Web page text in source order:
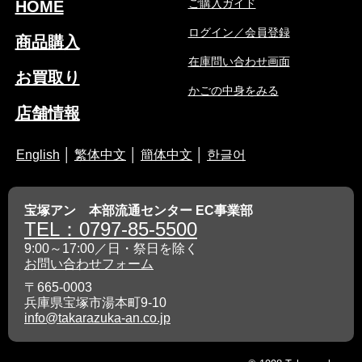
HOME
商品購入
お買取り
店舗情報
ご購入ガイド
ログイン／会員登録
在庫問い合わせ画面
かごの中身をみる
English 繁体中文 簡体中文 한글어
宝塚アン 本部流通センター EC事業部
TEL：0797-85-5500
9:00～17:00／日・祭日を除く
お問い合わせフォーム
〒665-0003
兵庫県宝塚市湯本町9-10
info@takarazuka-an.co.jp